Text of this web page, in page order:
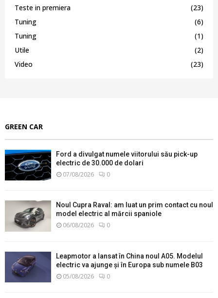
Teste in premiera
(23)
Tuning
(6)
Tuning
(1)
Utile
(2)
Video
(23)
GREEN CAR
Ford a divulgat numele viitorului său pick-up
electric de 30.000 de dolari
07/08/2026 0
Noul Cupra Raval: am luat un prim contact cu noul
model electric al mărcii spaniole
06/08/2026 0
Leapmotor a lansat în China noul A05. Modelul
electric va ajunge și în Europa sub numele B03
05/08/2026 0